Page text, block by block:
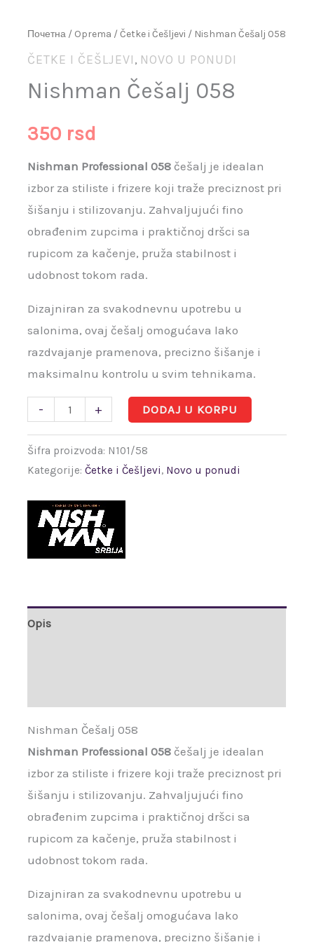
Почетна / Oprema /Četke i Češljevi / Nishman Češalj 058
ČETKE I ČEŠLJEVI , NOVO U PONUDI
Nishman Češalj 058
350 rsd
Nishman Professional 058 češalj je idealan
izbor za stiliste i frizere koji traže preciznost pri
šišanju i stilizovanju. Zahvaljujući fino
obrađenim zupcima i praktičnoj dršci sa
rupicom za kačenje, pruža stabilnost i
udobnost tokom rada.
Dizajniran za svakodnevnu upotrebu u
salonima, ovaj češalj omogućava lako
razdvajanje pramenova, precizno šišanje i
maksimalnu kontrolu u svim tehnikama.
- + DODAJ U KORPU
Šifra proizvoda: N101/58
Kategorije:Četke i Češljevi, Novo u ponudi
Opis
Nishman Češalj 058
Nishman Professional 058 češalj je idealan
izbor za stiliste i frizere koji traže preciznost pri
šišanju i stilizovanju. Zahvaljujući fino
obrađenim zupcima i praktičnoj dršci sa
rupicom za kačenje, pruža stabilnost i
udobnost tokom rada.
Dizajniran za svakodnevnu upotrebu u
salonima, ovaj češalj omogućava lako
razdvajanje pramenova, precizno šišanje i